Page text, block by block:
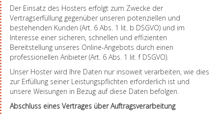
Der Einsatz des Hosters erfolgt zum Zwecke der
Vertragserfüllung gegenüber unseren potenziellen und
bestehenden Kunden (Art. 6 Abs. 1 lit. b DSGVO) und im
Interesse einer sicheren, schnellen und effizienten
Bereitstellung unseres Online-Angebots durch einen
professionellen Anbieter (Art. 6 Abs. 1 lit. f DSGVO).
Unser Hoster wird Ihre Daten nur insoweit verarbeiten, wie dies
zur Erfüllung seiner Leistungspflichten erforderlich ist und
unsere Weisungen in Bezug auf diese Daten befolgen.
Abschluss eines Vertrages über Auftragsverarbeitung